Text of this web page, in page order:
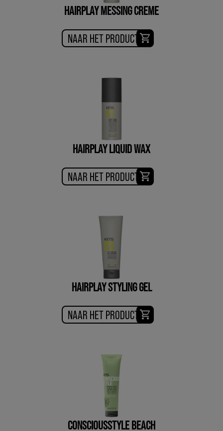
HAIRPLAY MESSING CREME
NAAR HET PRODUCT
HAIRPLAY LIQUID WAX
NAAR HET PRODUCT
HAIRPLAY STYLING GEL
NAAR HET PRODUCT
CONSCIOUSSTYLE BEACH